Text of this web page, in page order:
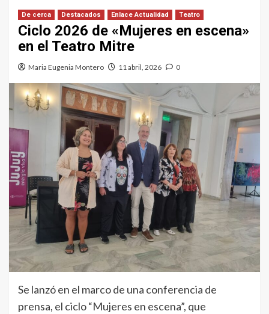
De cerca Destacados Enlace Actualidad Teatro
Ciclo 2026 de «Mujeres en escena»
en el Teatro Mitre
Maria Eugenia Montero 11 abril, 2026 0
Se lanzó en el marco de una conferencia de
prensa, el ciclo “Mujeres en escena”, que